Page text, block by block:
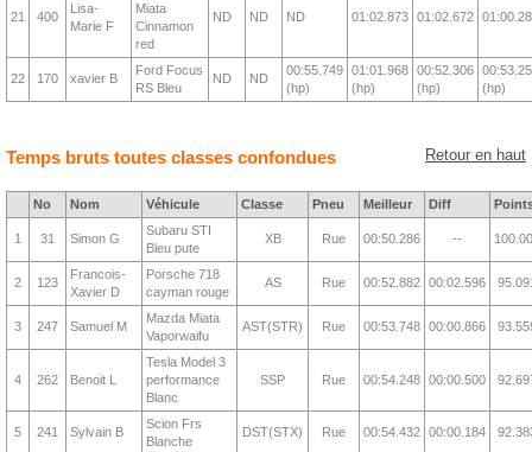
21 400
Lisa-
Marie F
Miata
Cinnamon
red
ND ND ND 01:02.873 01:02.672
22 170 xavier B
Ford Focus
RS Bleu
ND ND
00:55.749
(hp)
01:01.968
(hp)
00:52.306
(hp)
(hp)
Temps bruts toutes classes confondues Retour en haut
No Nom Véhicule Classe Pneu Meilleur Diff
1 31 Simon G
Subaru STI
Bleu pute
XB Rue 00:50.286 --
2 123
Francois-
Xavier D
Porsche 718
cayman rouge
AS Rue 00:52.882 00:02.596
3 247 Samuel M
Mazda Miata
Vaporwaifu
AST(STR) Rue 00:53.748 00:00.866
4 262 Benoit L
Tesla Model 3
performance
Blanc
SSP Rue 00:54.248 00:00.500
5 241 Sylvain B
Scion Frs
Blanche
DST(STX) Rue 00:54.432 00:00.184